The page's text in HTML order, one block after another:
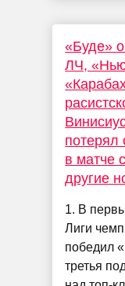
«Буде»
ЛЧ,
потерял
в матче
другие
1. В
Лиги
победил
третья